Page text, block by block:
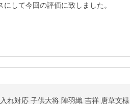
にして今回の評価に致しました。